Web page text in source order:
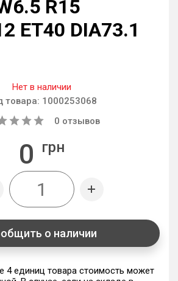
R15
ET40 DIA73.1
Нет в наличии
товара: 1000253068
0 отзывов
0 грн
о наличии
4 единиц товара стоимость может